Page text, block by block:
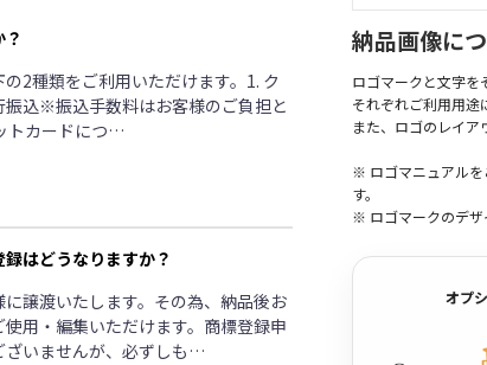
2種類をご利用いただけます。1. ク
振込※振込手数料はお客様のご負担と
トカードにつ…
はどうなりますか？
譲渡いたします。その為、納品後お
用・編集いただけます。商標登録申
ざいませんが、必ずしも…
納品画像に
ロゴマークと文字を
それぞれご利用用途
また、ロゴのレイア
※ ロゴマニュアルを
す。
※ ロゴマークのデザ
オプ